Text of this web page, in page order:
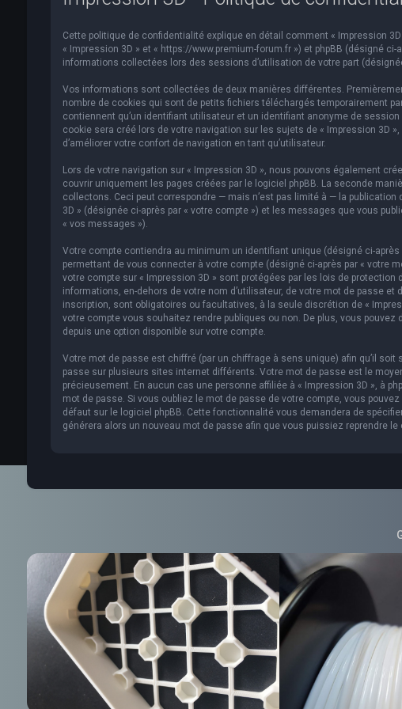
Cette politique de confidentialité explique en détail comment « Impression
« Impression 3D » et « https://www.premium-forum.fr ») et phpBB (désigné
informations collectées lors des sessions d’utilisation de votre part
Vos informations sont collectées de deux manières différentes.
nombre de cookies qui sont de petits fichiers téléchargés temporairement
contiennent qu’un identifiant utilisateur et un identifiant anonyme de
cookie sera créé lors de votre navigation sur les sujets de « Impression 3D
d’améliorer votre confort de navigation en tant qu’utilisateur.
Lors de votre navigation sur « Impression 3D », nous pouvons également
couvrir uniquement les pages créées par le logiciel phpBB. La seconde
collectons. Ceci peut correspondre — mais n’est pas limité à — la
3D » (désignée ci-après par « votre compte ») et les messages que vous
« vos messages »).
Votre compte contiendra au minimum un identifiant unique (désigné ci-
permettant de vous connecter à votre compte (désigné ci-après par « votre
votre compte sur « Impression 3D » sont protégées par les lois de
informations, en-dehors de votre nom d’utilisateur, de votre mot de passe
inscription, sont obligatoires ou facultatives, à la seule discrétion de «
votre compte vous souhaitez rendre publiques ou non. De plus, vous
depuis une option disponible sur votre compte.
Votre mot de passe est chiffré (par un chiffrage à sens unique) afin qu’il
passe sur plusieurs sites internet différents. Votre mot de passe est le
précieusement. En aucun cas une personne affiliée à « Impression 3D », à
mot de passe. Si vous oubliez le mot de passe de votre compte, vous
défaut sur le logiciel phpBB. Cette fonctionnalité vous demandera de
générera alors un nouveau mot de passe afin que vous puissiez reprendre